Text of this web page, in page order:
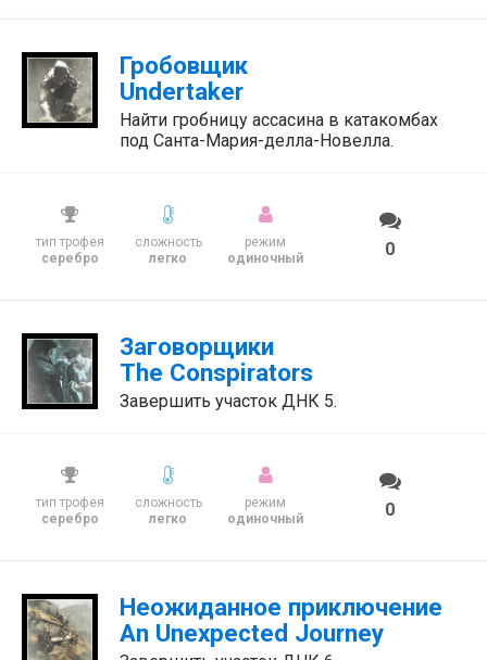
Гробовщик
Undertaker
Найти гробницу ассасина в катакомбах
под Санта-Мария-делла-Новелла.
тип трофея
серебро
сложность
легко
режим
одиночный
0
Заговорщики
The Conspirators
Завершить участок ДНК 5.
тип трофея
серебро
сложность
легко
режим
одиночный
0
Неожиданное приключение
An Unexpected Journey